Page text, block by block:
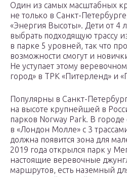
Один из самых масштабных
не только в Санкт-
«Энергия Высоты». Дети от 4
выбрать подходящую трассу
в парке 5 уровней, так что
возможности смогут и
Не уступает этому
город» в ТРК «Питерленд» и
Популярны в Санкт-
на высоте крупнейшей в
парков Norway Park. В городе
в «Лондон Молле» с 3
должна появится зона для
2019 года открылся парк у
настоящие веревочные
маршрутов, есть наземный